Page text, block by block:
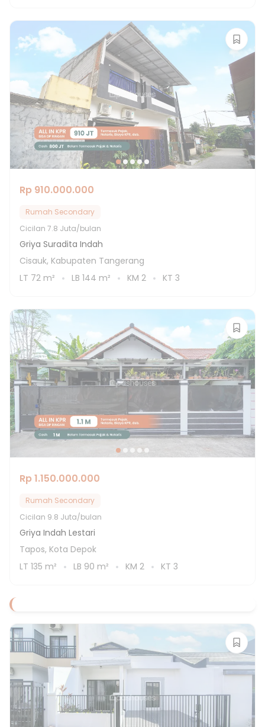
Rp 910.000.000
Rumah Secondary
Cicilan 7.8 Juta/bulan
Griya Suradita Indah
Cisauk, Kabupaten Tangerang
LT 72 m² LB 144 m² KM 2 KT 3
Rp 1.150.000.000
Rumah Secondary
Cicilan 9.8 Juta/bulan
Griya Indah Lestari
Tapos, Kota Depok
LT 135 m² LB 90 m² KM 2 KT 3